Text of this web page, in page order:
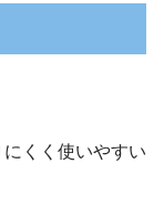
くく使いやすい